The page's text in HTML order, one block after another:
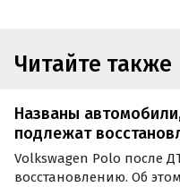
Читайте также
Названы
подлежат
Volkswagen Polo после
восстановлению. Об